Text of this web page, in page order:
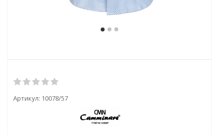
Артикул: 10078/57